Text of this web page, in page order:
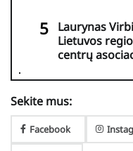
Laurynas
Lietuvos
centrų
Sekite mus:
Facebook